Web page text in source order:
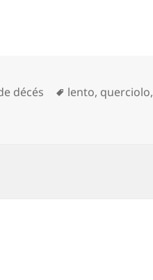
décés
Mots-
lento, querciolo,